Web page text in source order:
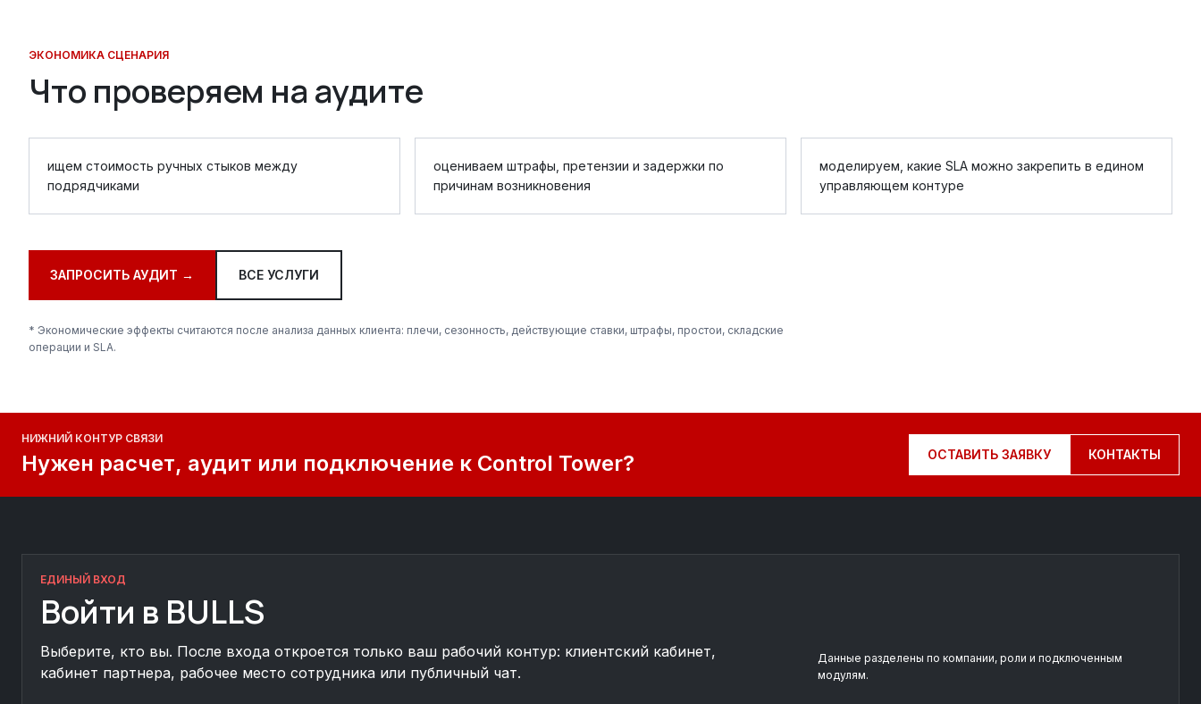
ЭКОНОМИКА СЦЕНАРИЯ
Что проверяем на аудите
ищем стоимость ручных стыков между
подрядчиками
оцениваем штрафы, претензии и задержки по
причинам возникновения
моделируем, какие SLA можно закрепить в едином
управляющем контуре
ЗАПРОСИТЬ АУДИТ → ВСЕ УСЛУГИ
* Экономические эффекты считаются после анализа данных клиента: плечи, сезонность, действующие ставки, штрафы, простои, складские
операции и SLA.
НИЖНИЙ КОНТУР СВЯЗИ
Нужен расчет, аудит или подключение к Control Tower? ОСТАВИТЬ ЗАЯВКУ КОНТАКТЫ
ЕДИНЫЙ ВХОД
Войти в BULLS
Выберите, кто вы. После входа откроется только ваш рабочий контур: клиентский кабинет,
кабинет партнера, рабочее место сотрудника или публичный чат.
Данные разделены по компании, роли и подключенным
модулям.